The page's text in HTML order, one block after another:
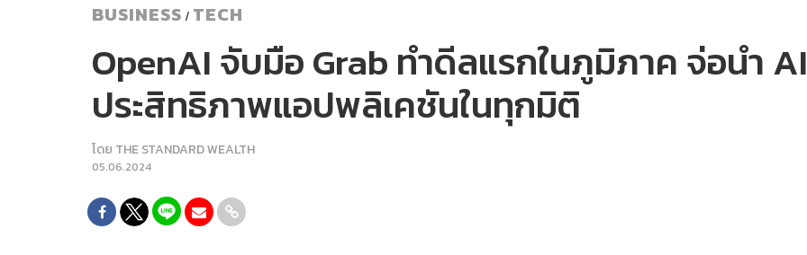
BUSINESS / TECH
OpenAI จับมือ Grab ทำดีลแรกในภูมิภาค จ่อนำ
ประสิทธิภาพแอปพลิเคชันในทุกมิติ
โดย THE STANDARD WEALTH
05.06.2024